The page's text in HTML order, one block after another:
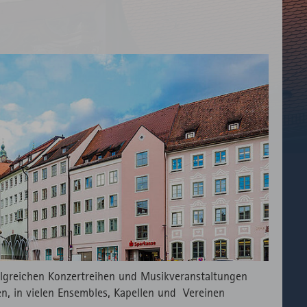
Konzertreihen und Musikveranstaltungen
in vielen Ensembles, Kapellen und Vereinen